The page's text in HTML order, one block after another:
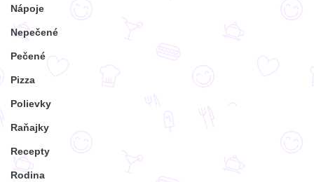
Nápoje
Nepečené
Pečené
Pizza
Polievky
Raňajky
Recepty
Rodina